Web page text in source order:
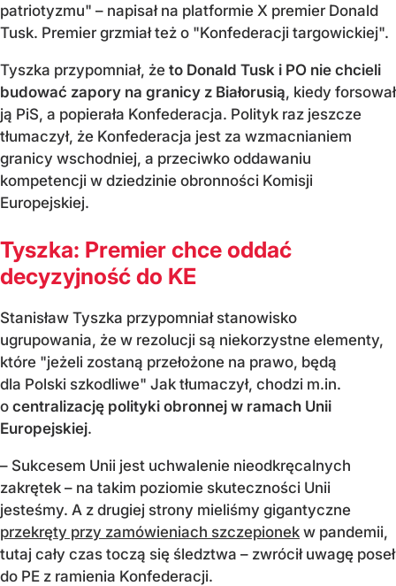
patriotyzmu" – napisał na platformie X premier Donald
Tusk. Premier grzmiał też o "Konfederacji targowickiej".
Tyszka przypomniał, że to Donald Tusk i PO nie chcieli
budować zapory na granicy z Białorusią, kiedy forsował
ją PiS, a popierała Konfederacja. Polityk raz jeszcze
tłumaczył, że Konfederacja jest za wzmacnianiem
granicy wschodniej, a przeciwko oddawaniu
kompetencji w dziedzinie obronności Komisji
Europejskiej.
Tyszka: Premier chce oddać
decyzyjność do KE
Stanisław Tyszka przypomniał stanowisko
ugrupowania, że w rezolucji są niekorzystne elementy,
które "jeżeli zostaną przełożone na prawo, będą
dla Polski szkodliwe" Jak tłumaczył, chodzi m.in.
o centralizację polityki obronnej w ramach Unii
Europejskiej.
– Sukcesem Unii jest uchwalenie nieodkręcalnych
zakrętek – na takim poziomie skuteczności Unii
jesteśmy. A z drugiej strony mieliśmy gigantyczne
przekręty przy zamówieniach szczepionek w pandemii,
tutaj cały czas toczą się śledztwa – zwrócił uwagę poseł
do PE z ramienia Konfederacji.